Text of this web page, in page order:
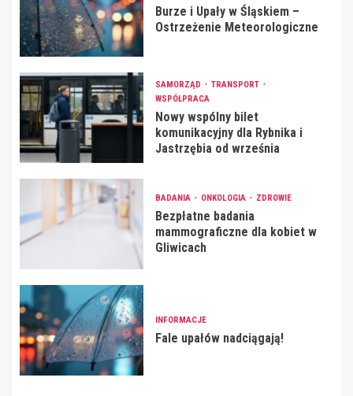
Burze i Upały w Śląskiem –
Ostrzeżenie Meteorologiczne
SAMORZĄD
TRANSPORT
WSPÓŁPRACA
Nowy wspólny bilet
komunikacyjny dla Rybnika i
Jastrzębia od września
BADANIA ONKOLOGIA ZDROWIE
Bezpłatne badania
mammograficzne dla kobiet w
Gliwicach
INFORMACJE
Fale upałów nadciągają!